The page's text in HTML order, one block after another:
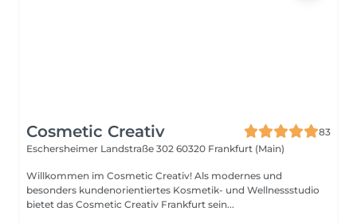
Cosmetic Creativ
83
Eschersheimer Landstraße 302 60320 Frankfurt (Main)
Willkommen im Cosmetic Creativ! Als modernes und
besonders kundenorientiertes Kosmetik- und Wellnessstudio
bietet das Cosmetic Creativ Frankfurt sein...